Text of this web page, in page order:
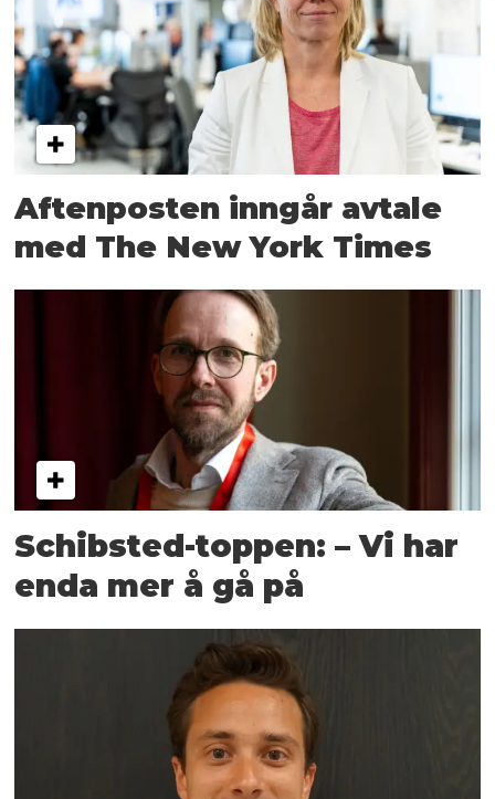
Aftenposten inngår avtale
med The New York Times
Schibsted-toppen: – Vi har
enda mer å gå på